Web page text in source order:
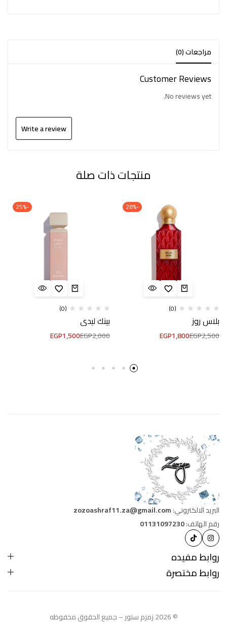
مراجعات (0)
Customer Reviews
No reviews yet.
Write a review
منتجات ذات صلة
-28%
(0)
بلاس روز
EGP2,500
EGP1,800
-25%
(0)
بينك ليدي
EGP2,000
EGP1,500
البريد الالكتروني:zozoashraf11.za@gmail.com
رقم الهاتف:01131097230
روابط مفيده
روابط مختصرة
© 2026 زمزم ستور – جميع الحقوق محفوظه